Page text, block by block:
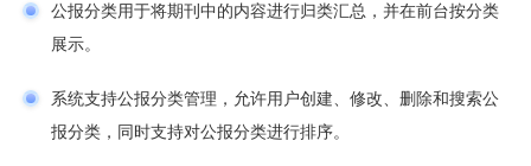
公报分类用于将期刊中的内容进行归类汇总，并在前台按分类
展示。
系统支持公报分类管理，允许用户创建、修改、删除和搜索公
报分类，同时支持对公报分类进行排序。